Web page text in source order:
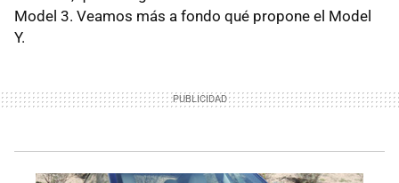
Model 3. Veamos más a fondo qué propone el Model
Y.